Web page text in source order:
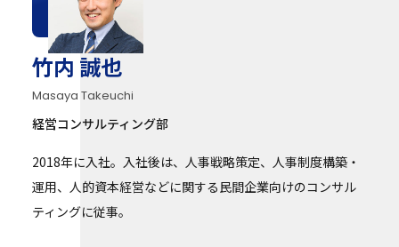
竹内 誠也
Masaya Takeuchi
経営コンサルティング部
2018年に入社。入社後は、人事戦略策定、人事制度構築・
運用、人的資本経営などに関する民間企業向けのコンサル
ティングに従事。